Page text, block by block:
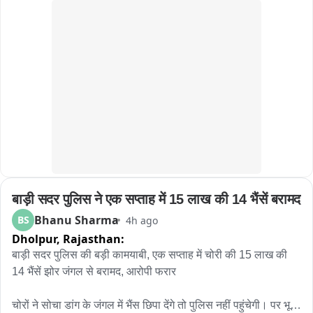
নাটকীয় পদ্ধতিতে সচেতনতার বার্তা মানুষের কাছে পৌঁছে দিলে তার প্রভাব আরও
বেশি হতে পারে। পথ নিরাপত্তা সপ্তাহে সবং ও পিংলা পুলিশের এই উদ্যোগ যেন
হাসির আড়ালে একটি কঠিন বার্তাই দিয়ে গেল হেলমেট ও সিটবেল্ট এড়িয়ে চলা মানেই
নিজের জীবনকে ঝুঁкির মুখে ঠেলে দেওয়া। তাই রাস্তায় বেরোনোর আগে নিয়ম
মানুন, সতর্ক থাকুন এবং নিরাপদে বাড়ি ফিরুন。
बाड़ी सदर पुलिस ने एक सप्ताह में 15 लाख की 14 भैंसें बरामद
BS Bhanu Sharma 4h ago
Dholpur, Rajasthan:
बाड़ी सदर पुलिस की बड़ी कामयाबी, एक सप्ताह में चोरी की 15 लाख की
14 भैंसें झोर जंगल से बरामद, आरोपी फरार
चोरों ने सोचा डांग के जंगल में भैंस छिपा देंगे तो पुलिस नहीं पहुंचेगी। पर भूल